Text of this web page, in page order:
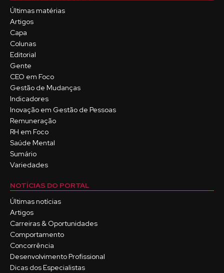
Últimas matérias
Artigos
Capa
Colunas
Editorial
Gente
CEO em Foco
Gestão de Mudanças
Indicadores
Inovação em Gestão de Pessoas
Remuneração
RH em Foco
Saúde Mental
Sumário
Variedades
NOTÍCIAS DO PORTAL
Últimas notícias
Artigos
Carreiras & Oportunidades
Comportamento
Concorrência
Desenvolvimento Profissional
Dicas dos Especialistas